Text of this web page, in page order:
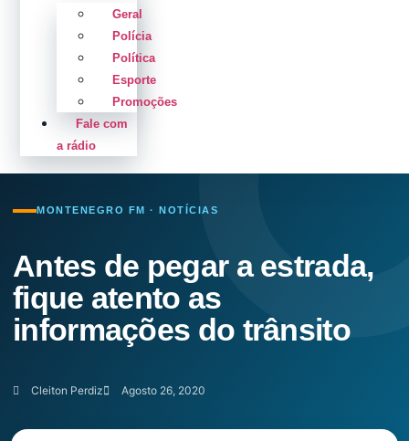
Geral
Polícia
Política
Esporte
Promoções
Fale com
a rádio
MONTENEGRO FM · NOTÍCIAS
Antes de pegar a estrada,
fique atento as
informações do trânsito
Cleiton Perdiz Agosto 26, 2020